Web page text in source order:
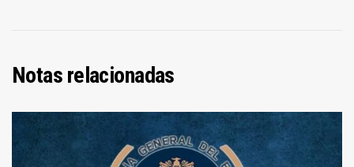
Notas relacionadas